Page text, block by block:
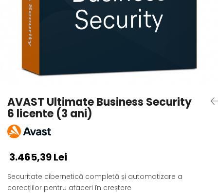
AVAST Driver Updater
AVAST SecureLine VPN
AVAST AntiTrack Premium
AVAST Ultimate Business Security
6 licente (3 ani)
3.465,39 Lei
Securitate cibernetică completă și automatizare a
corecțiilor pentru afaceri în creștere